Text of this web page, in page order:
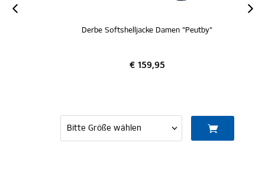
Derbe Softshelljacke Damen "Peutby"
€ 159,95